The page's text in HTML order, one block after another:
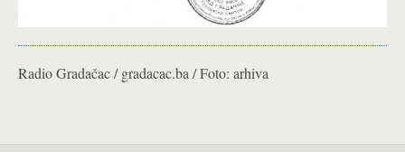
Radio Gradačac / gradacac.ba / Foto: arhiva